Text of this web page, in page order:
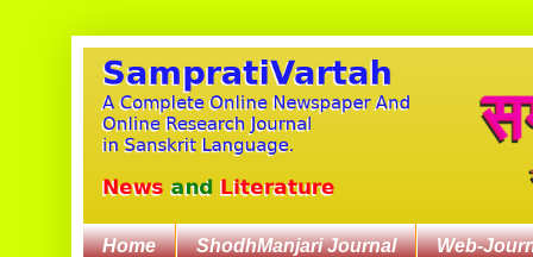
Home ShodhManjari Journal Web-